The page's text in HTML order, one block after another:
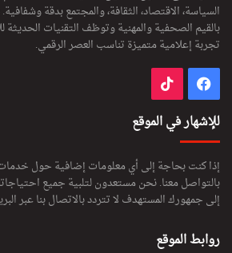
السياسة، الاقتصاد، الثقافة، والمجتمع بدقة
بالقيم الصحفية والمهنية وتوظف التقنيات الحديثة
تجربة إعلامية متميزة تناسب العصر الرقمي.
فيسبوك
للإشهار في الموقع
إذا كنت بحاجة إلى أي معلومات إضافية حول خدمات
بالتواصل معنا. نحن مستعدون لتلبية جميع
إلى جمهورك المستهدف لا تتردد بالاتصال بنا عبر
روابط الموقع